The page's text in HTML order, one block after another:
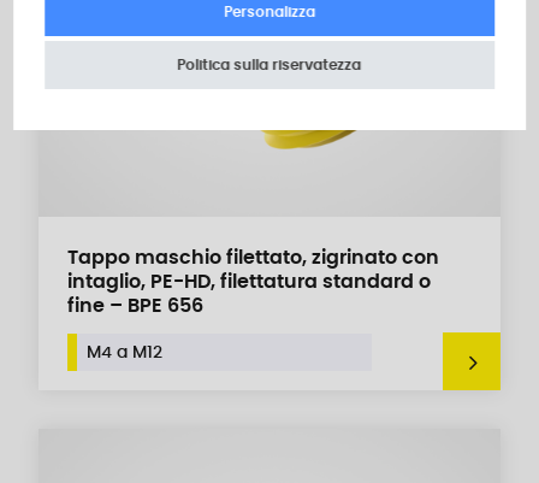
Tappo maschio filettato, zigrinato con
intaglio, PE-HD, filettatura standard o
fine – BPE 656
M4 a M12
Personalizza
Politica sulla riservatezza